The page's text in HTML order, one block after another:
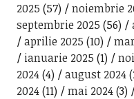
2025 (57) noiembrie
septembrie 2025 (56)
aprilie 2025 (10)
ianuarie 2025 (1)
2024(4) august 2024
2024(11) mai 2024(3)